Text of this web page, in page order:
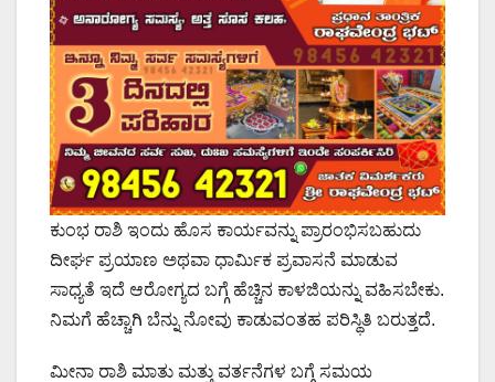
ಕುಂಭ ರಾಶಿ ಇಂದು ಹೊಸ ಕಾರ್ಯವನ್ನು ಪ್ರಾರಂಭಿಸಬಹುದು
ದೀರ್ಘ ಪ್ರಯಾಣ ಅಥವಾ ಧಾರ್ಮಿಕ ಪ್ರವಾಸನೆ ಮಾಡುವ
ಸಾಧ್ಯತೆ ಇದೆ ಆರೋಗ್ಯದ ಬಗ್ಗೆ ಹೆಚ್ಚಿನ ಕಾಳಜಿಯನ್ನು ವಹಿಸಬೇಕು.
ನಿಮಗೆ ಹೆಚ್ಚಾಗಿ ಬೆನ್ನು ನೋವು ಕಾಡುವಂತಹ ಪರಿಸ್ಥಿತಿ ಬರುತ್ತದೆ.
ಮೀನಾ ರಾಶಿ ಮಾತು ಮತ್ತು ವರ್ತನೆಗಳ ಬಗ್ಗೆ ಸಮಯ